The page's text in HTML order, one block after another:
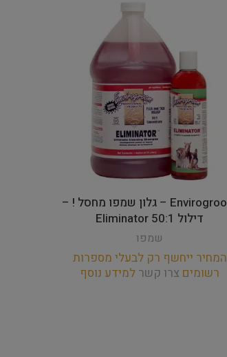
Envirogroom – גלון שמפו מחסל ! –
דילול 50:1 Eliminator
שמפו
המחיר ייחשף רק לבעלי מספרות
רשומים צרו קשר למידע נוסף